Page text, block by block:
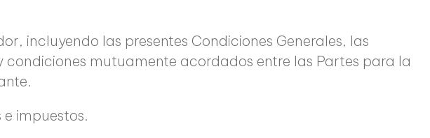
incluyendo las presentes Condiciones Generales, las
condiciones mutuamente acordados entre las Partes para la
impuestos.